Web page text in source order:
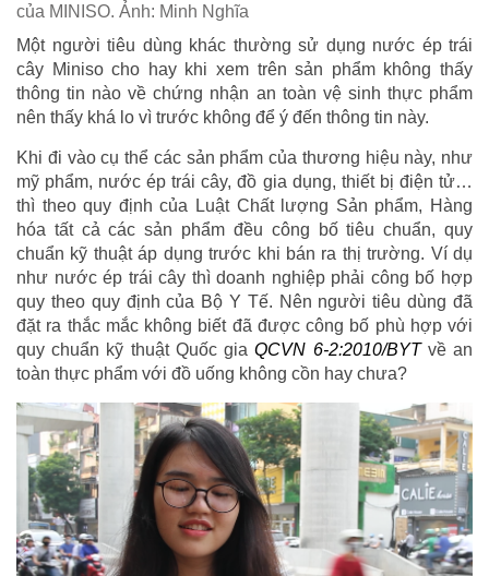
của MINISO. Ảnh: Minh Nghĩa
Một người tiêu dùng khác thường sử dụng nước ép trái
cây Miniso cho hay khi xem trên sản phẩm không thấy
thông tin nào về chứng nhận an toàn vệ sinh thực phẩm
nên thấy khá lo vì trước không để ý đến thông tin này.
Khi đi vào cụ thể các sản phẩm của thương hiệu này, như
mỹ phẩm, nước ép trái cây, đồ gia dụng, thiết bị điện tử…
thì theo quy định của Luật Chất lượng Sản phẩm, Hàng
hóa tất cả các sản phẩm đều công bố tiêu chuẩn, quy
chuẩn kỹ thuật áp dụng trước khi bán ra thị trường. Ví dụ
như nước ép trái cây thì doanh nghiệp phải công bố hợp
quy theo quy định của Bộ Y Tế. Nên người tiêu dùng đã
đặt ra thắc mắc không biết đã được công bố phù hợp với
quy chuẩn kỹ thuật Quốc giaQCVN 6-2:2010/BYTvề an
toàn thực phẩm với đồ uống không cồn hay chưa?